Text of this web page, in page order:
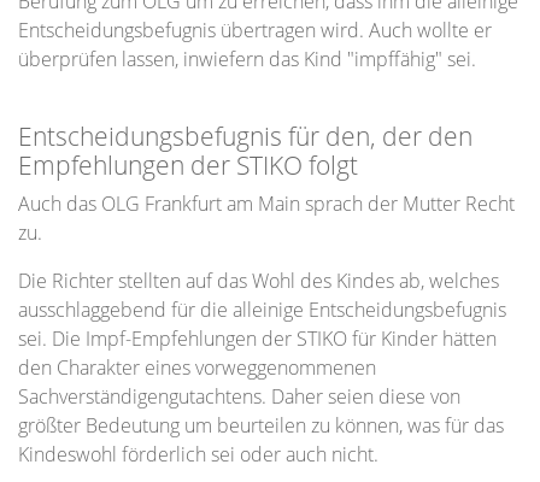
Entscheidungsbefugnis übertragen wird. Auch wollte er
überprüfen lassen, inwiefern das Kind "impffähig" sei.
Entscheidungsbefugnis für den, der den
Empfehlungen der STIKO folgt
Auch das OLG Frankfurt am Main sprach der Mutter Recht
zu.
Die Richter stellten auf das Wohl des Kindes ab, welches
ausschlaggebend für die alleinige Entscheidungsbefugnis
sei. Die Impf-Empfehlungen der STIKO für Kinder hätten
den Charakter eines vorweggenommenen
Sachverständigengutachtens. Daher seien diese von
größter Bedeutung um beurteilen zu können, was für das
Kindeswohl förderlich sei oder auch nicht.